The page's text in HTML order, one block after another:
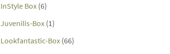
InStyle Box (6)
Juvenilis-Box (1)
Lookfantastic-Box (66)